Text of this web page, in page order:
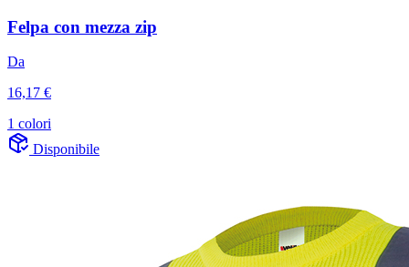
Felpa con mezza zip
Da
16,17 €
1 colori
Disponibile